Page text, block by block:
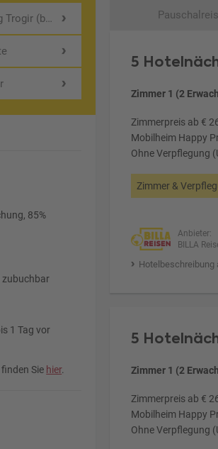
(by Happy Camp)
85%
zubuchbar
1 Tag vor
Sie hier.
5
Zimmer 1 (2
Zimmerpreis ab €
Mobilheim Happy
Ohne Verpflegung
Zimmer &
Anbieter:
BILLA
Hotelbeschreibung
5
Zimmer 1 (2
Zimmerpreis ab €
Mobilheim Happy
Ohne Verpflegung